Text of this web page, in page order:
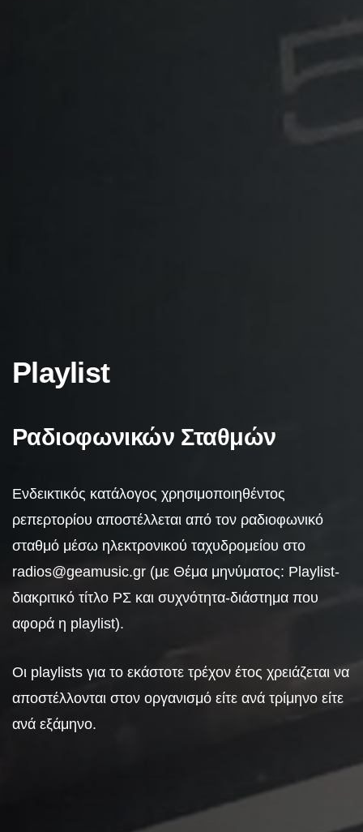
Playlist
Ραδιοφωνικών Σταθμών
Ενδεικτικός κατάλογος χρησιμοποιηθέντος
ρεπερτορίου αποστέλλεται από τον ραδιοφωνικό
σταθμό μέσω ηλεκτρονικού ταχυδρομείου στο
radios@geamusic.gr (με Θέμα μηνύματος: Playlist-
διακριτικό τίτλο ΡΣ και συχνότητα-διάστημα που
αφορά η playlist).
Οι playlists για το εκάστοτε τρέχον έτος χρειάζεται να
αποστέλλονται στον οργανισμό είτε ανά τρίμηνο είτε
ανά εξάμηνο.